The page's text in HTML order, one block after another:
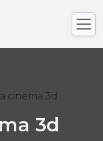
cinema 3d
3d